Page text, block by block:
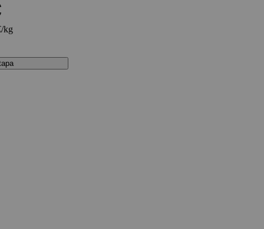
kg